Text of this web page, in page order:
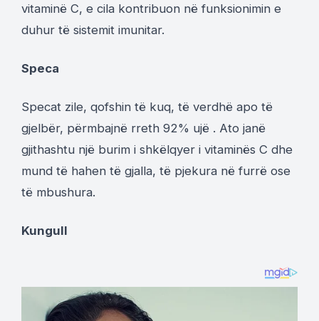
vitaminë C, e cila kontribuon në funksionimin e
duhur të sistemit imunitar.
Speca
Specat zile, qofshin të kuq, të verdhë apo të
gjelbër, përmbajnë rreth 92% ujë . Ato janë
gjithashtu një burim i shkëlqyer i vitaminës C dhe
mund të hahen të gjalla, të pjekura në furrë ose
të mbushura.
Kungull